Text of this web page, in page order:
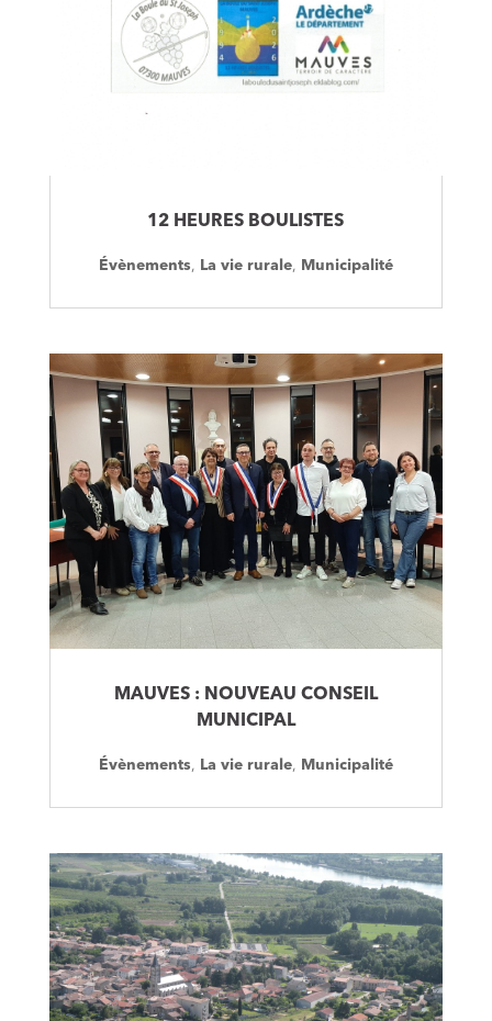
12 HEURES BOULISTES
Évènements La vie rurale, Municipalité
MAUVES : NOUVEAU CONSEIL
MUNICIPAL
Évènements La vie rurale, Municipalité